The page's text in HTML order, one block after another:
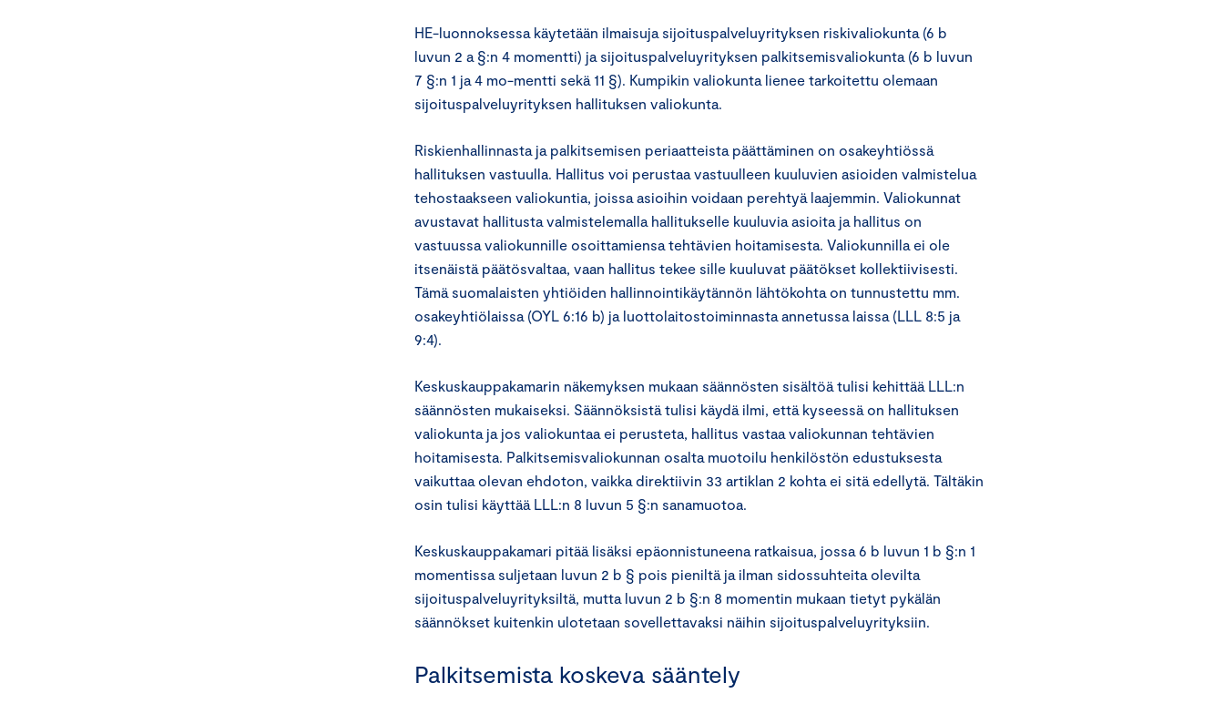
HE-luonnoksessa käytetään ilmaisuja sijoituspalveluyrityksen riskivaliokunta (6 b
luvun 2 a §:n 4 momentti) ja sijoituspalveluyrityksen palkitsemisvaliokunta (6 b luvun
7 §:n 1 ja 4 mo-mentti sekä 11 §). Kumpikin valiokunta lienee tarkoitettu olemaan
sijoituspalveluyrityksen hallituksen valiokunta.
Riskienhallinnasta ja palkitsemisen periaatteista päättäminen on osakeyhtiössä
hallituksen vastuulla. Hallitus voi perustaa vastuulleen kuuluvien asioiden valmistelua
tehostaakseen valiokuntia, joissa asioihin voidaan perehtyä laajemmin. Valiokunnat
avustavat hallitusta valmistelemalla hallitukselle kuuluvia asioita ja hallitus on
vastuussa valiokunnille osoittamiensa tehtävien hoitamisesta. Valiokunnilla ei ole
itsenäistä päätösvaltaa, vaan hallitus tekee sille kuuluvat päätökset kollektiivisesti.
Tämä suomalaisten yhtiöiden hallinnointikäytännön lähtökohta on tunnustettu mm.
osakeyhtiölaissa (OYL 6:16 b) ja luottolaitostoiminnasta annetussa laissa (LLL 8:5 ja
9:4).
Keskuskauppakamarin näkemyksen mukaan säännösten sisältöä tulisi kehittää LLL:n
säännösten mukaiseksi. Säännöksistä tulisi käydä ilmi, että kyseessä on hallituksen
valiokunta ja jos valiokuntaa ei perusteta, hallitus vastaa valiokunnan tehtävien
hoitamisesta. Palkitsemisvaliokunnan osalta muotoilu henkilöstön edustuksesta
vaikuttaa olevan ehdoton, vaikka direktiivin 33 artiklan 2 kohta ei sitä edellytä. Tältäkin
osin tulisi käyttää LLL:n 8 luvun 5 §:n sanamuotoa.
Keskuskauppakamari pitää lisäksi epäonnistuneena ratkaisua, jossa 6 b luvun 1 b §:n 1
momentissa suljetaan luvun 2 b § pois pieniltä ja ilman sidossuhteita olevilta
sijoituspalveluyrityksiltä, mutta luvun 2 b §:n 8 momentin mukaan tietyt pykälän
säännökset kuitenkin ulotetaan sovellettavaksi näihin sijoituspalveluyrityksiin.
Palkitsemista koskeva sääntely